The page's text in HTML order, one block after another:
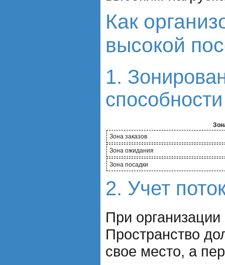
Как
высокой
1.
способности
Зона заказов
Зона ожидания
Зона посадки
2. Учет
При
Пространство
свое место, а